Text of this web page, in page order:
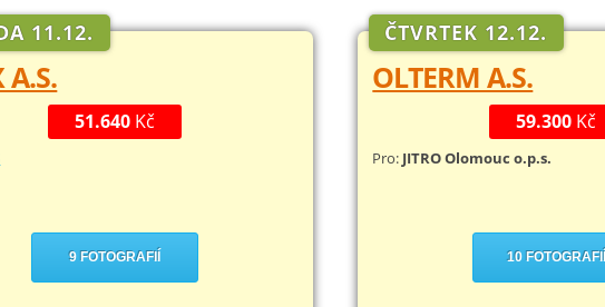
11.12.
A.S.
51.640 Kč
9 FOTOGRAFIÍ
ČTVRTEK 12.12.
OLTERM A.S.
59.300 Kč
Pro: JITRO Olomouc o.p.s.
10 FOTOGRAFIÍ